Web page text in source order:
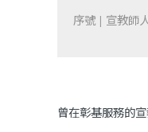
序號 | 宣教師
曾在彰基服務的